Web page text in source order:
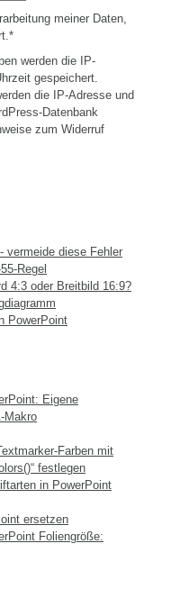
meiner Daten,
*
werden die IP-
gespeichert.
die IP-Adresse und
Datenbank
zum Widerruf
vermeide diese Fehler
Regel
4:3 oder Breitbild 16:9?
PowerPoint
Eigene
Makro
Farben mit
festlegen
in PowerPoint
ersetzen
Foliengröße: